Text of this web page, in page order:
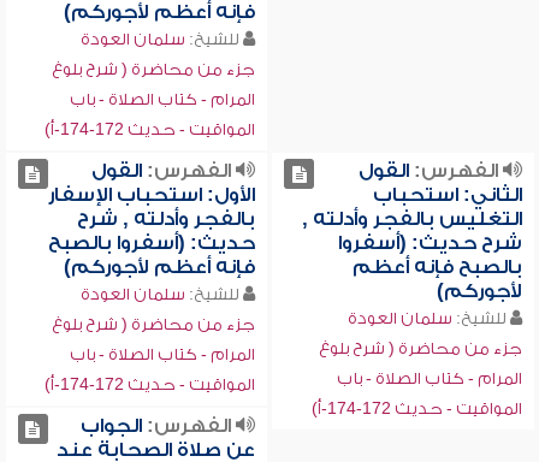
فإنه أعظم لأجوركم)
للشيخ: سلمان العودة
جزء من محاضرة ( شرح بلوغ
المرام - كتاب الصلاة - باب
المواقيت - حديث 172-174-أ)
الفهرس:القول
الثاني: استحباب
التغليس بالفجر وأدلته ,
شرح حديث: (أسفروا
بالصبح فإنه أعظم
لأجوركم)
للشيخ: سلمان العودة
جزء من محاضرة ( شرح بلوغ
المرام - كتاب الصلاة - باب
المواقيت - حديث 172-174-أ)
الفهرس:القول
الأول: استحباب الإسفار
بالفجر وأدلته , شرح
حديث: (أسفروا بالصبح
فإنه أعظم لأجوركم)
للشيخ: سلمان العودة
جزء من محاضرة ( شرح بلوغ
المرام - كتاب الصلاة - باب
المواقيت - حديث 172-174-أ)
الفهرس:الجواب
عن صلاة الصحابة عند